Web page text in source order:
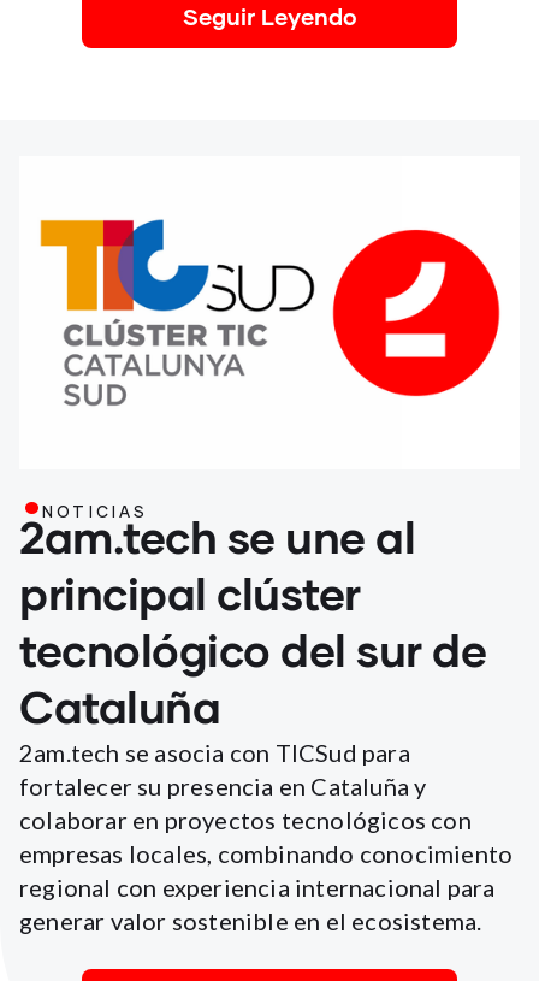
Seguir Leyendo
.NOTICIAS
2am.tech se une al
principal clúster
tecnológico del sur de
Cataluña
2am.tech se asocia con TICSud para
fortalecer su presencia en Cataluña y
colaborar en proyectos tecnológicos con
empresas locales, combinando conocimiento
regional con experiencia internacional para
generar valor sostenible en el ecosistema.